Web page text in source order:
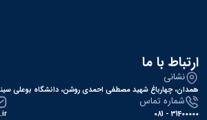
ارتباط با ما
نشانی
همدان، چهارباغ شهید مصطفی احمدی روشن، دانشگاه بوعلی
شماره تماس
31400000 - 081